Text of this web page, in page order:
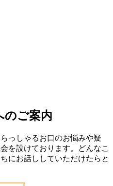
のご案内
っしゃるお口のお悩みや疑
を設けております。どんなこ
にお話ししていただけたらと